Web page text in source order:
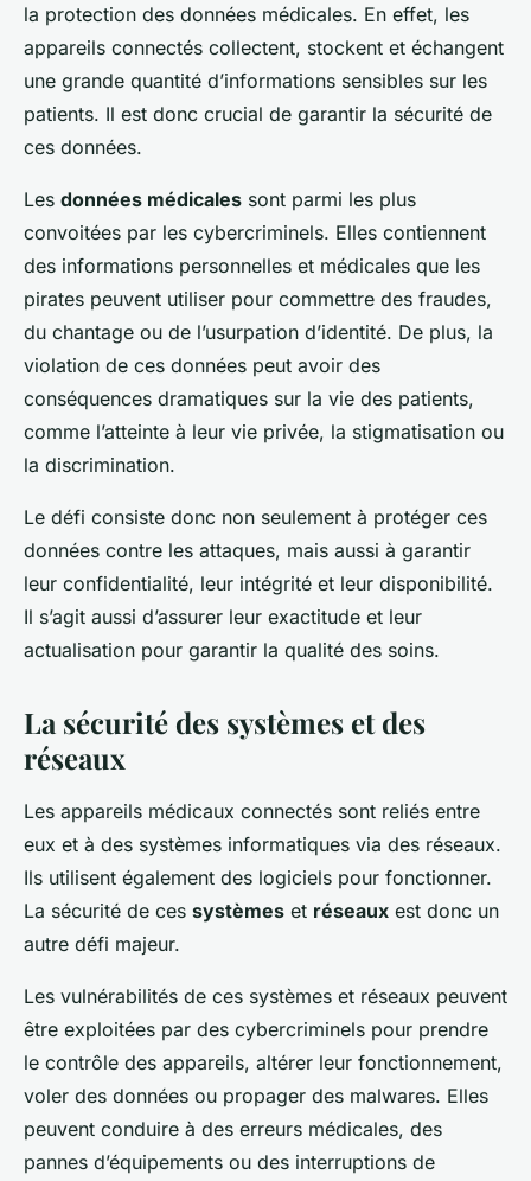
la protection des données médicales. En effet, les
appareils connectés collectent, stockent et échangent
une grande quantité d’informations sensibles sur les
patients. Il est donc crucial de garantir la sécurité de
ces données.
Les données médicales sont parmi les plus
convoitées par les cybercriminels. Elles contiennent
des informations personnelles et médicales que les
pirates peuvent utiliser pour commettre des fraudes,
du chantage ou de l’usurpation d’identité. De plus, la
violation de ces données peut avoir des
conséquences dramatiques sur la vie des patients,
comme l’atteinte à leur vie privée, la stigmatisation ou
la discrimination.
Le défi consiste donc non seulement à protéger ces
données contre les attaques, mais aussi à garantir
leur confidentialité, leur intégrité et leur disponibilité.
Il s’agit aussi d’assurer leur exactitude et leur
actualisation pour garantir la qualité des soins.
La sécurité des systèmes et des
réseaux
Les appareils médicaux connectés sont reliés entre
eux et à des systèmes informatiques via des réseaux.
Ils utilisent également des logiciels pour fonctionner.
La sécurité de ces systèmes et réseaux est donc un
autre défi majeur.
Les vulnérabilités de ces systèmes et réseaux peuvent
être exploitées par des cybercriminels pour prendre
le contrôle des appareils, altérer leur fonctionnement,
voler des données ou propager des malwares. Elles
peuvent conduire à des erreurs médicales, des
pannes d’équipements ou des interruptions de